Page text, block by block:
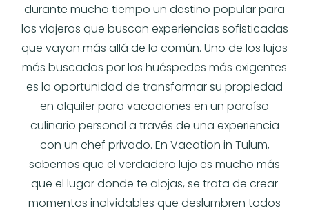
durante mucho tiempo un destino popular para
los viajeros que buscan experiencias sofisticadas
que vayan más allá de lo común. Uno de los lujos
más buscados por los huéspedes más exigentes
es la oportunidad de transformar su propiedad
en alquiler para vacaciones en un paraíso
culinario personal a través de una experiencia
con un chef privado. En Vacation in Tulum,
sabemos que el verdadero lujo es mucho más
que el lugar donde te alojas, se trata de crear
momentos inolvidables que deslumbren todos